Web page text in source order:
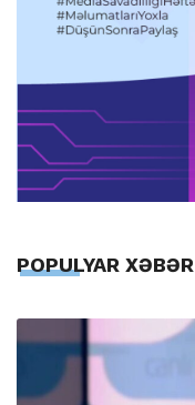
POPULYAR XƏBƏR